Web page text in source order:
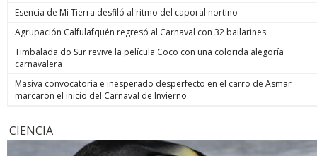
Esencia de Mi Tierra desfiló al ritmo del caporal nortino
Agrupación Calfulafquén regresó al Carnaval con 32 bailarines
Timbalada do Sur revive la película Coco con una colorida alegoría
carnavalera
Masiva convocatoria e inesperado desperfecto en el carro de Asmar
marcaron el inicio del Carnaval de Invierno
CIENCIA